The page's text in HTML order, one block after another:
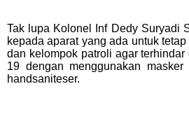
Tak lupa Kolonel Inf Dedy Suryadi
kepada aparat yang ada untuk
dan kelompok patroli agar
19 dengan menggunakan
handsaniteser.